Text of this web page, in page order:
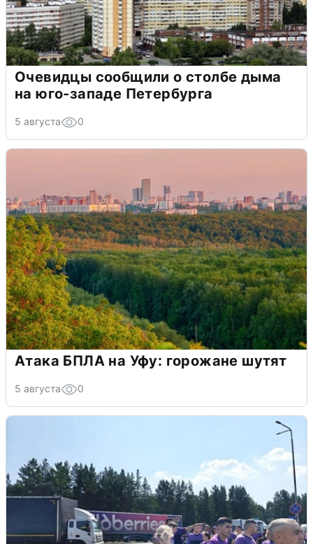
Очевидцы сообщили о столбе дыма
на юго-западе Петербурга
5 августа 0
Атака БПЛА на Уфу: горожане шутят
5 августа 0